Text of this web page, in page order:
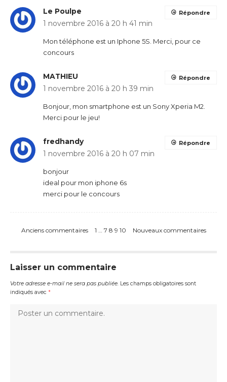
Le Poulpe
1 novembre 2016 à 20 h 41 min
Mon téléphone est un Iphone 5S. Merci, pour ce
concours
Répondre
MATHIEU
1 novembre 2016 à 20 h 39 min
Bonjour, mon smartphone est un Sony Xperia M2.
Merci pour le jeu!
Répondre
fredhandy
1 novembre 2016 à 20 h 07 min
bonjour
ideal pour mon iphone 6s
merci pour le concours
Répondre
Anciens commentaires 1 7 8 9 10 Nouveaux commentaires
Laisser un commentaire
Votre adresse e-mail ne sera pas publiée. Les champs obligatoires sont
indiqués avec *